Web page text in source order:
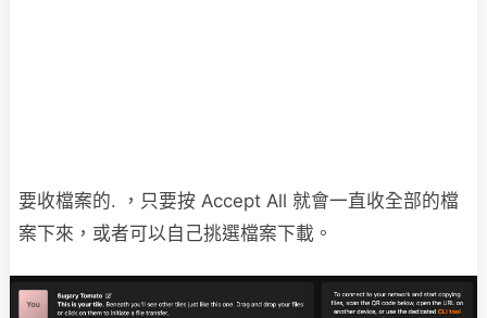
要收檔案的. ，只要按 Accept All 就會一直收全部的檔
案下來，或者可以自己挑選檔案下載。